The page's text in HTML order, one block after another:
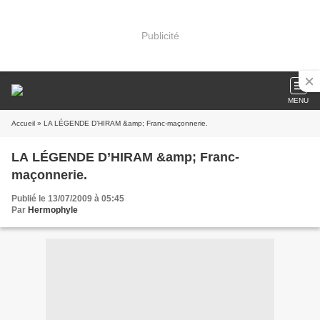
Publicité
MENU
Accueil » LA LÉGENDE D’HIRAM &amp; Franc-maçonnerie.
LA LÉGENDE D’HIRAM &amp; Franc-
maçonnerie.
Publié le 13/07/2009 à 05:45
Par Hermophyle